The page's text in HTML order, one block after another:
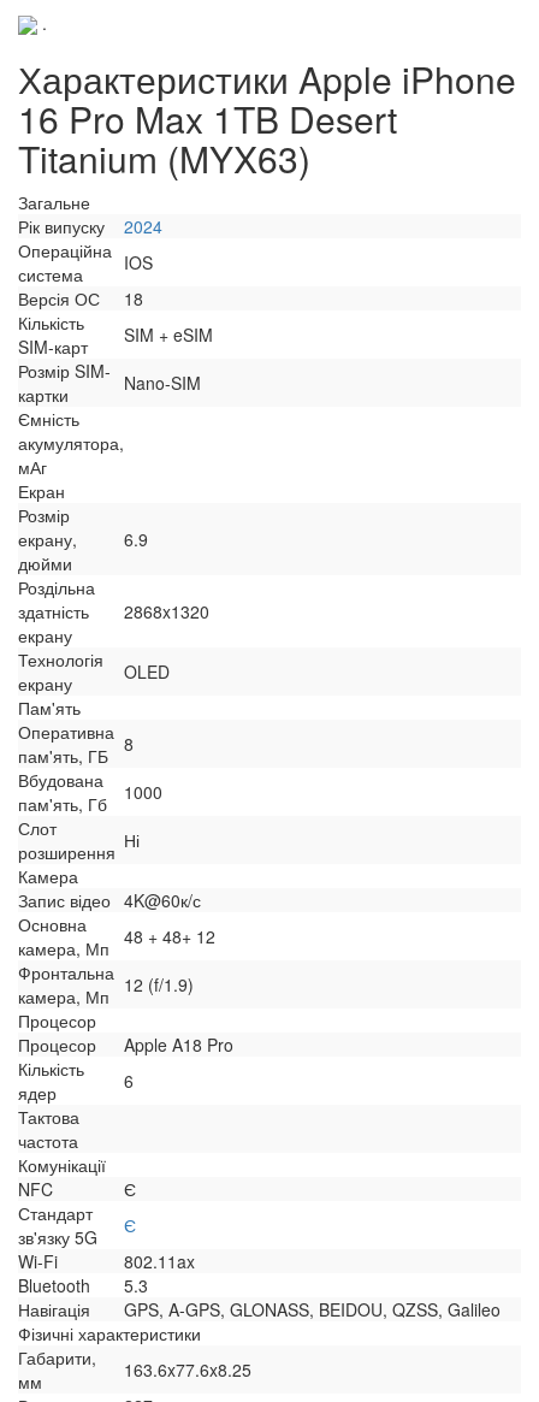
.
Характеристики Apple iPhone
16 Pro Max 1TB Desert
Titanium (MYX63)
Загальне
Рік випуску
2024
Операційна
система
IOS
Версія ОС
18
Кількість
SIM-карт
SIM + eSIM
Розмір SIM-
картки
Nano-SIM
Ємність
акумулятора,
мАг
Екран
Розмір
екрану,
дюйми
6.9
Роздільна
здатність
екрану
2868x1320
Технологія
екрану
OLED
Пам'ять
Оперативна
пам'ять, ГБ
8
Вбудована
пам'ять, Гб
1000
Слот
розширення Ні
Камера
Запис відео 4K@60к/с
Основна
камера, Мп
48 + 48+ 12
Фронтальна
камера, Мп
12 (f/1.9)
Процесор
Процесор
Apple A18 Pro
Кількість
ядер
6
Тактова
частота
Комунікації
NFC
Є
Стандарт
зв'язку 5G
Є
Wi-Fi
802.11ax
Bluetooth
5.3
Навігація
GPS, A-GPS, GLONASS, BEIDOU, QZSS, Galileo
Фізичні характеристики
Габарити,
мм
163.6x77.6x8.25